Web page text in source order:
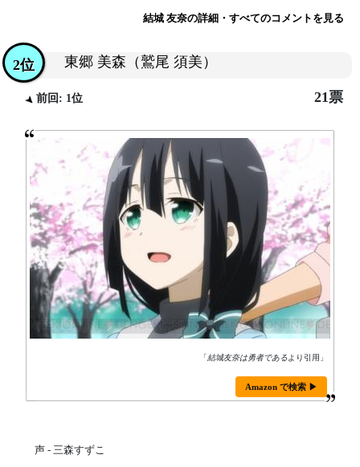
結城 友奈の詳細・すべてのコメントを見る
東郷 美森（鷲尾 須美）
2位
前回: 1位 21票
「結城友奈は勇者であるより引用」
Amazon で検索 ▶
声 - 三森すずこ